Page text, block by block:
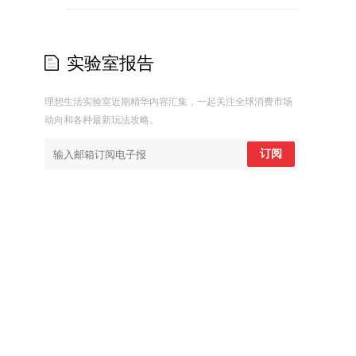
实验室报告
理想生活实验室近期精华内容汇集，一起关注全球消费市场
动向和各种最新玩法攻略。